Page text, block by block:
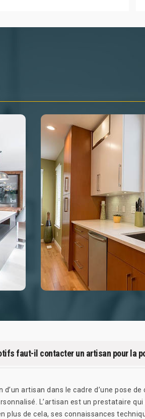
faut-il contacter un artisan pour la
d’un artisan dans le cadre d’une pose
L’artisan est un prestataire
plus de cela, ses connaissances